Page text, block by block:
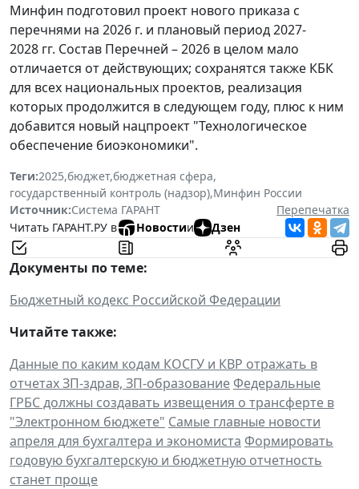
Минфин подготовил проект нового приказа с
перечнями на 2026 г. и плановый период 2027-
2028 гг. Состав Перечней – 2026 в целом мало
отличается от действующих; сохранятся также КБК
для всех национальных проектов, реализация
которых продолжится в следующем году, плюс к ним
добавится новый нацпроект "Технологическое
обеспечение биоэкономики".
Теги:2025,бюджет,бюджетная сфера,
государственный контроль (надзор),Минфин России
Источник:Система ГАРАНТ
Перепечатка
Читать ГАРАНТ.РУ в
Новостии Дзен
Документы по теме:
Бюджетный кодекс Российской Федерации
Читайте также:
Данные по каким кодам КОСГУ и КВР отражать в
отчетах ЗП-здрав, ЗП-образованиеФедеральные
ГРБС должны создавать извещения о трансферте в
"Электронном бюджете" Самые главные новости
апреля для бухгалтера и экономиста Формировать
годовую бухгалтерскую и бюджетную отчетность
станет проще